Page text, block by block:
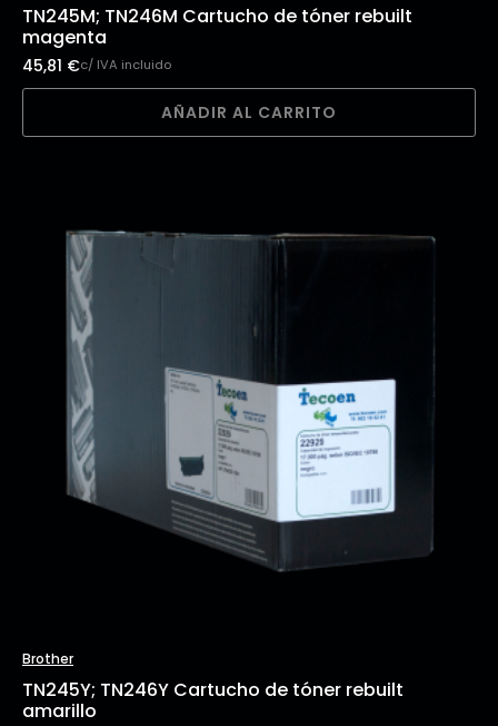
TN245M; TN246M Cartucho de tóner rebuilt
magenta
45,81 €c/ IVA incluido
AÑADIR AL CARRITO
Brother
TN245Y; TN246Y Cartucho de tóner rebuilt
amarillo